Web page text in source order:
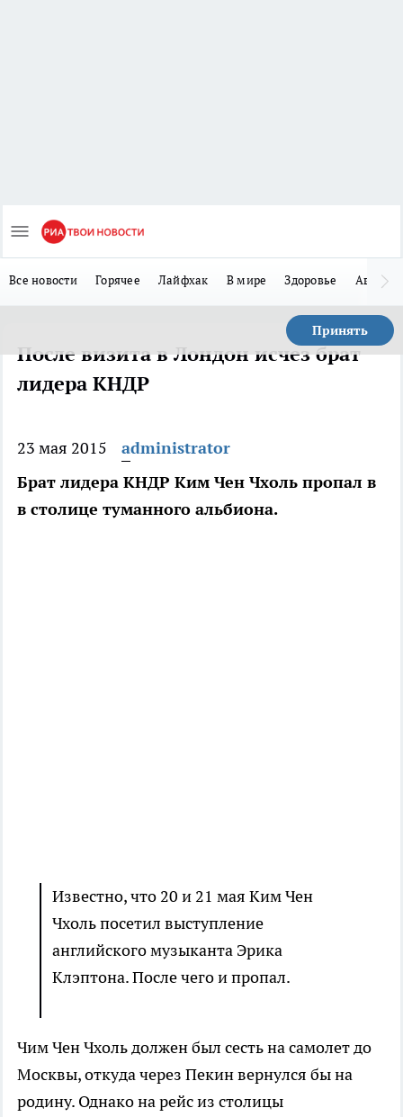
Все новости Горячее Лайфхак В мире Здоровье Авто
Принять
После визита в Лондон исчез брат
лидера КНДР
23 мая 2015
administrator
Брат лидера КНДР Ким Чен Чхоль пропал в
в столице туманного альбиона.
Известно, что 20 и 21 мая Ким Чен
Чхоль посетил выступление
английского музыканта Эрика
Клэптона. После чего и пропал.
Чим Чен Чхоль должен был сесть на самолет до
Москвы, откуда через Пекин вернулся бы на
родину. Однако на рейс из столицы